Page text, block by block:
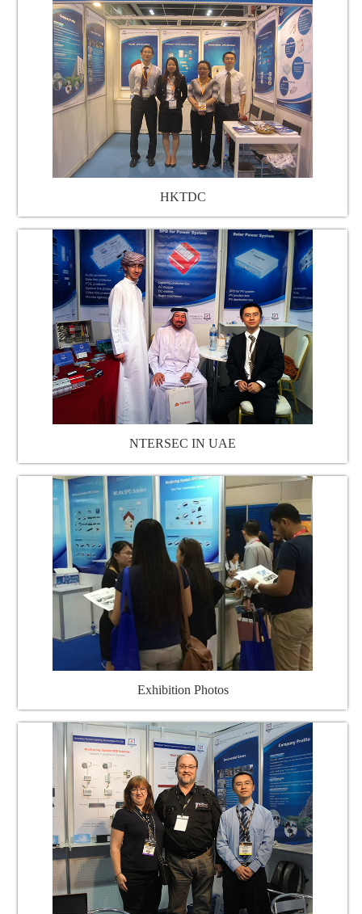
HKTDC
NTERSEC IN UAE
Exhibition Photos